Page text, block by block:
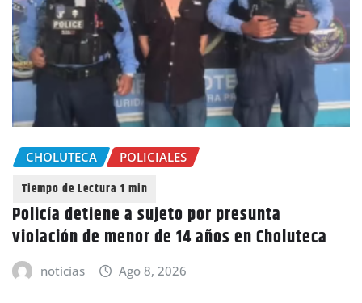
CHOLUTECA POLICIALES
Policía detiene a sujeto por presunta
violación de menor de 14 años en Choluteca
noticias Ago 8, 2026